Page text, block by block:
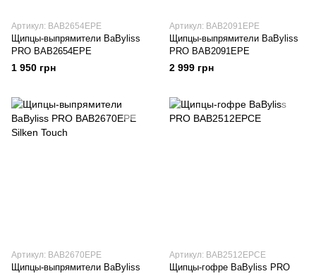
Артикул: BAB2654EPE
Щипцы-выпрямители BaByliss
PRO BAB2654EPE
1 950 грн
Артикул: BAB2091EPE
Щипцы-выпрямители BaByliss
PRO BAB2091EPE
2 999 грн
Артикул: BAB2670EPE
Щипцы-выпрямители BaByliss
Артикул: BAB2512EPCE
Щипцы-гофре BaByliss PRO